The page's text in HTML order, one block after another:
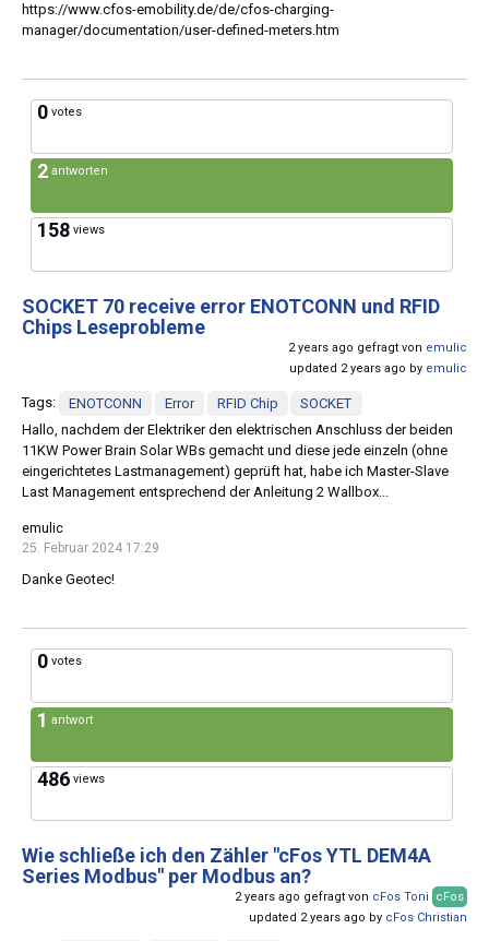
https://www.cfos-emobility.de/de/cfos-charging-
manager/documentation/user-defined-meters.htm
0 votes
2 antworten
158 views
SOCKET 70 receive error ENOTCONN und RFID
Chips Leseprobleme
2 years ago gefragt von emulic
updated 2 years ago by emulic
Tags: ENOTCONN Error RFID Chip
SOCKET
Hallo, nachdem der Elektriker den elektrischen Anschluss der beiden
11KW Power Brain Solar WBs gemacht und diese jede einzeln (ohne
eingerichtetes Lastmanagement) geprüft hat, habe ich Master-Slave
Last Management entsprechend der Anleitung 2 Wallbox...
emulic
25. Februar 2024 17:29
Danke Geotec!
0 votes
1 antwort
486 views
Wie schließe ich den Zähler "cFos YTL DEM4A
Series Modbus" per Modbus an?
2 years ago gefragt von cFos Toni
cFos
updated 2 years ago by cFos Christian